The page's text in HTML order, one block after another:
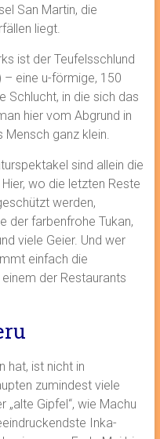
San Martin, die
liegt.
ist der Teufelsschlund
– eine u-förmige, 150
Schlucht, in die sich das
hier vom Abgrund in
Mensch ganz klein.
sind allein die
wo die letzten Reste
werden,
der farbenfrohe Tukan,
viele Geier. Und wer
einfach die
der Restaurants
hat, ist nicht in
zumindest viele
Gipfel“, wie Machu
Inka-